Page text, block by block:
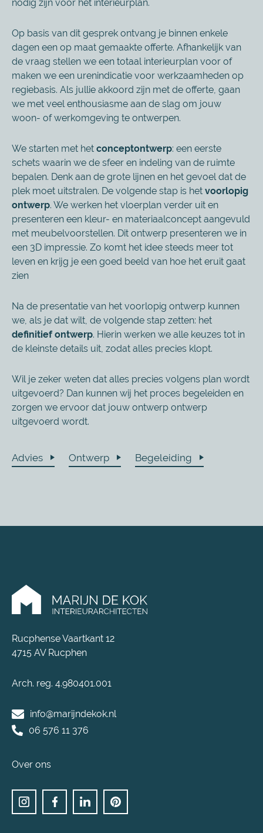
nodig zijn voor het interieurplan.
Op basis van dit gesprek ontvang je binnen enkele
dagen een op maat gemaakte offerte. Afhankelijk van
de vraag stellen we een totaal interieurplan voor of
maken we een urenindicatie voor werkzaamheden op
regiebasis. Als jullie akkoord zijn met de offerte, gaan
we met veel enthousiasme aan de slag om jouw
woon- of werkomgeving te ontwerpen.
We starten met het conceptontwerp: een eerste
schets waarin we de sfeer en indeling van de ruimte
bepalen. Denk aan de grote lijnen en het gevoel dat de
plek moet uitstralen. De volgende stap is het voorlopig
ontwerp. We werken het vloerplan verder uit en
presenteren een kleur- en materiaalconcept aangevuld
met meubelvoorstellen. Dit ontwerp presenteren we in
een 3D impressie. Zo komt het idee steeds meer tot
leven en krijg je een goed beeld van hoe het eruit gaat
zien
Na de presentatie van het voorlopig ontwerp kunnen
we, als je dat wilt, de volgende stap zetten: het
definitief ontwerp. Hierin werken we alle keuzes tot in
de kleinste details uit, zodat alles precies klopt.
Wil je zeker weten dat alles precies volgens plan wordt
uitgevoerd? Dan kunnen wij het proces begeleiden en
zorgen we ervoor dat jouw ontwerp ontwerp
uitgevoerd wordt.
Advies Ontwerp Begeleiding
Rucphense Vaartkant 12
4715 AV Rucphen
Arch. reg. 4.980401.001
info@marijndekok.nl
06 576 11 376
Over ons